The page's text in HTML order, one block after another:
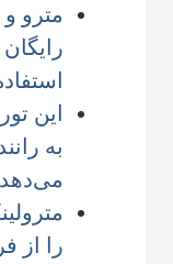
مترو
این
به
می‌دهد
را از